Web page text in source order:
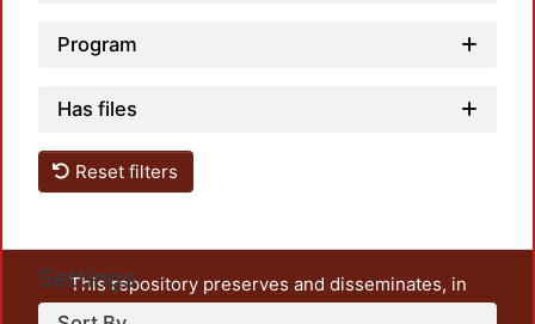
Program
Has files
Reset filters
Settings
This repository preserves and disseminates, in
unrestricted open access, the teaching and research